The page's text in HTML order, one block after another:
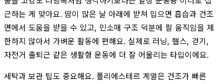
근하는 게 맞아요. 땀이 많은 날 아래에 받쳐 입으면 흡습과 건조
면에서 도움을 받을 수 있고, 민소매 구조 덕분에 팔 움직임을 제
한하지 않아서 가벼운 활동에 편해요. 실제로 러닝, 헬스, 걷기,
자전거 출퇴근 같은 생활형 운동에 더 잘 어울리는 타입이에요.
세탁과 보관 팁도 중요해요. 폴리에스테르 계열은 건조가 빠른